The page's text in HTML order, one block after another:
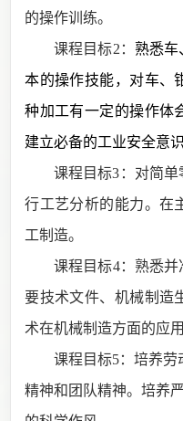
的操作训练。
课程目标2： 熟悉车
本的操作技能，对车、
种加工有一定的操作体
建立必备的工业安全意识
课程目标3： 对简单
行工艺分析的能力。 在
工制造。
课程目标4：熟悉并
要技术文件、机械制造
术在机械制造方面的应用
课程目标5：培养劳
精神和团队精神。培养